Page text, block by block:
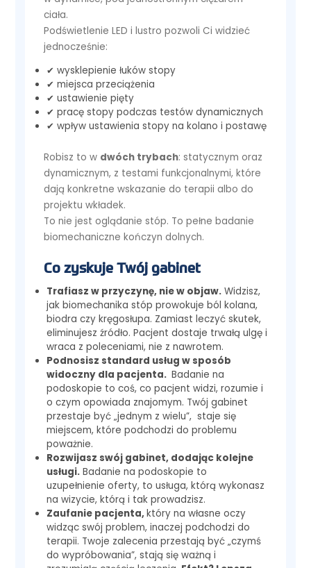
ciała.
Podświetlenie LED i lustro pozwoli Ci widzieć
jednocześnie:
✔ wysklepienie łuków stopy
✔ miejsca przeciążenia
✔ ustawienie pięty
✔ pracę stopy podczas testów dynamicznych
✔ wpływ ustawienia stopy na kolano i postawę
Robisz to w dwóch trybach: statycznym oraz
dynamicznym, z testami funkcjonalnymi, które
dają konkretne wskazanie do terapii albo do
projektu wkładek.
To nie jest oglądanie stóp. To pełne badanie
biomechaniczne kończyn dolnych.
Co zyskuje Twój gabinet
Trafiasz w przyczynę, nie w objaw. Widzisz,
jak biomechanika stóp prowokuje ból kolana,
biodra czy kręgosłupa. Zamiast leczyć skutek,
eliminujesz źródło. Pacjent dostaje trwałą ulgę i
wraca z poleceniami, nie z nawrotem.
Podnosisz standard usług w sposób
widoczny dla pacjenta. Badanie na
podoskopie to coś, co pacjent widzi, rozumie i
o czym opowiada znajomym. Twój gabinet
przestaje być „jednym z wielu”, staje się
miejscem, które podchodzi do problemu
poważnie.
Rozwijasz swój gabinet, dodając kolejne
usługi. Badanie na podoskopie to
uzupełnienie oferty, to usługa, którą wykonasz
na wizycie, którą i tak prowadzisz.
Zaufanie pacjenta,który na własne oczy
widząc swój problem, inaczej podchodzi do
terapii. Twoje zalecenia przestają być „czymś
do wypróbowania”, stają się ważną i